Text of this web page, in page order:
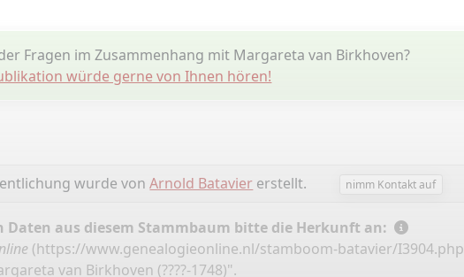
Fragen im Zusammenhang mit Margareta van Birkhoven?
würde gerne von Ihnen hören!
wurde vonArnold Batavier erstellt. nimm Kontakt auf
Daten aus diesem Stammbaum bitte die Herkunft an:
(https://www.genealogieonline.nl/stamboom-batavier/I3904.php
van Birkhoven (????-1748)".